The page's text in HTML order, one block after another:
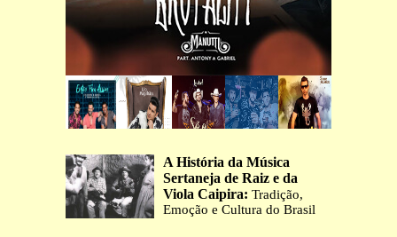
A História da Música
Sertaneja de Raiz e da
Viola Caipira: Tradição,
Emoção e Cultura do Brasil